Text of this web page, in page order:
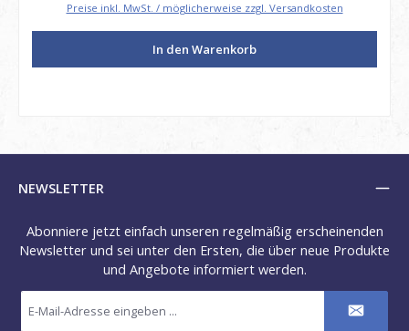
Preise inkl. MwSt. / möglicherweise zzgl. Versandkosten
In den Warenkorb
NEWSLETTER
Abonniere jetzt einfach unseren regelmäßig erscheinenden
Newsletter und sei unter den Ersten, die über neue Produkte
und Angebote informiert werden.
Mail-